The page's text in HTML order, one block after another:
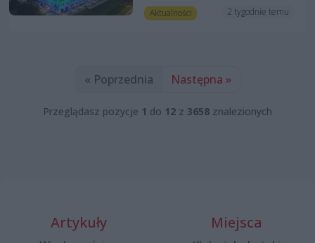
Aktualności 2 tygodnie temu
« Poprzednia Następna »
Przeglądasz pozycje 1 do 12 z 3658 znalezionych
Artykuły Miejsca